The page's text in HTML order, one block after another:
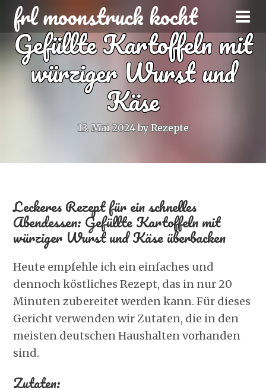
frl moonstruck kocht
Gefüllte Kartoffeln mit
würziger Wurst und
Käse
13. Mai 2024 byRezepte
Leckeres Rezept für ein schnelles
Abendessen: Gefüllte Kartoffeln mit
würziger Wurst und Käse überbacken
Heute empfehle ich ein einfaches und
dennoch köstliches Rezept, das in nur 20
Minuten zubereitet werden kann. Für dieses
Gericht verwenden wir Zutaten, die in den
meisten deutschen Haushalten vorhanden
sind.
Zutaten: